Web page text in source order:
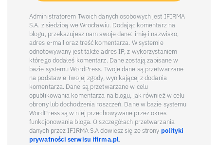
Administratorem Twoich danych osobowych jest IFIRMA
S.A. z siedzibą we Wrocławiu. Dodając komentarz na
blogu, przekazujesz nam swoje dane: imię i nazwisko,
adres e-mail oraz treść komentarza. W systemie
odnotowywany jest także adres IP, z wykorzystaniem
którego dodałeś komentarz. Dane zostają zapisane w
bazie systemu WordPress. Twoje dane są przetwarzane
na podstawie Twojej zgody, wynikającej z dodania
komentarza. Dane są przetwarzane w celu
opublikowania komentarza na blogu, jak również w celu
obrony lub dochodzenia roszczeń. Dane w bazie systemu
WordPress są w niej przechowywane przez okres
funkcjonowania bloga. O szczegółach przetwarzania
danych przez IFIRMA S.A dowiesz się ze strony polityki
prywatności serwisu ifirma.pl.